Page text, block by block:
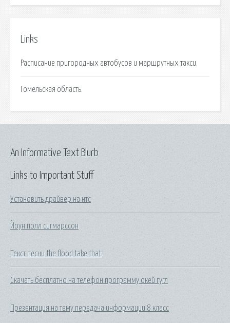
Links
Расписание пригородных автобусов и маршрутных такси.
Гомельская область.
Links to Important Stuff
Установить драйвер на нтс
Йоун полл сигмарссон
Текст песни the flood take that
Скачать бесплатно на телефон программу окей гугл
Презентация на тему передача информации 8 класс
An Informative Text Blurb